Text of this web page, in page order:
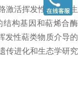
激活挥发性萜类的生
结构基因和萜烯合酶
发性萜类物质介导的
传进化和生态学研究